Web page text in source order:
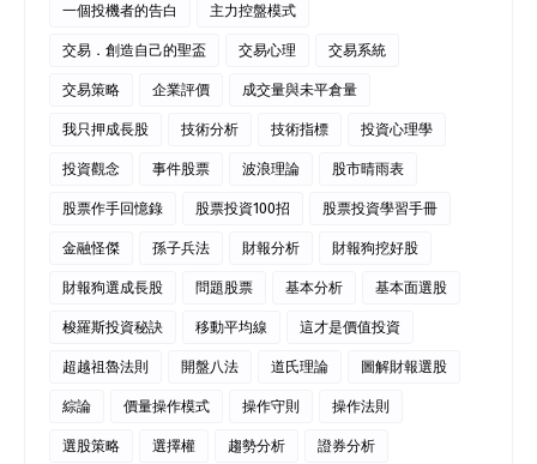
一個投機者的告白 主力控盤模式
交易．創造自己的聖盃 交易心理 交易系統
交易策略 企業評價 成交量與未平倉量
我只押成長股 技術分析 技術指標 投資心理學
投資觀念 事件股票 波浪理論 股市晴雨表
股票作手回憶錄 股票投資100招 股票投資學習手冊
金融怪傑 孫子兵法 財報分析 財報狗挖好股
財報狗選成長股 問題股票 基本分析 基本面選股
梭羅斯投資秘訣 移動平均線 這才是價值投資
超越祖魯法則 開盤八法 道氏理論 圖解財報選股
綜論 價量操作模式 操作守則 操作法則
選股策略 選擇權 趨勢分析 證券分析